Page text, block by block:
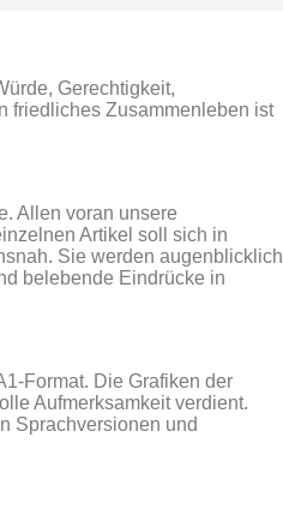
Gerechtigkeit,
friedliches Zusammenleben ist
Allen voran unsere
Artikel soll sich in
Sie werden augenblicklich
belebende Eindrücke in
Format. Die Grafiken der
Aufmerksamkeit verdient.
Sprachversionen und